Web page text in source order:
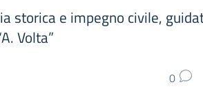
storica e impegno civile,
Volta”
0